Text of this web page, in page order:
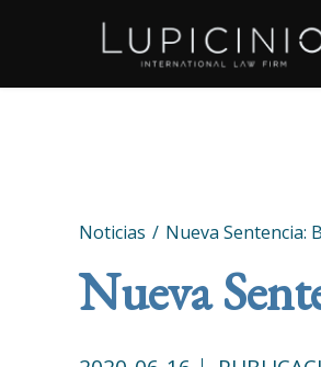
Noticias Nueva Sentencia:
Nueva